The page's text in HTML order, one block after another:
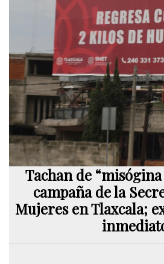
Tachan de
campaña de la
Mujeres en Tlaxcala;